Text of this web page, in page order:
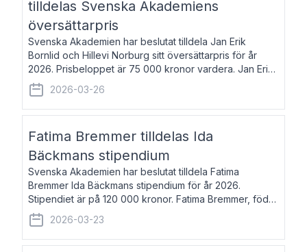
tilldelas Svenska Akademiens
översättarpris
Svenska Akademien har beslutat tilldela Jan Erik
Bornlid och Hillevi Norburg sitt översättarpris för år
2026. Prisbeloppet är 75 000 kronor vardera. Jan Erik
Bornlid, född 1947, är översättare från tyska. Han är
främst känd för sina översät
2026-03-26
Fatima Bremmer tilldelas Ida
Bäckmans stipendium
Svenska Akademien har beslutat tilldela Fatima
Bremmer Ida Bäckmans stipendium för år 2026.
Stipendiet är på 120 000 kronor. Fatima Bremmer, född
1977, är journalist och författare. Hon utkom i fjol med
boken Ligan. Klarakvarterens blodsyst
2026-03-23